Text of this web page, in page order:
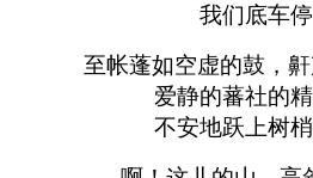
我们底车
至帐蓬如空虚的鼓，
爱静的蕃社的精
不安地跃上树